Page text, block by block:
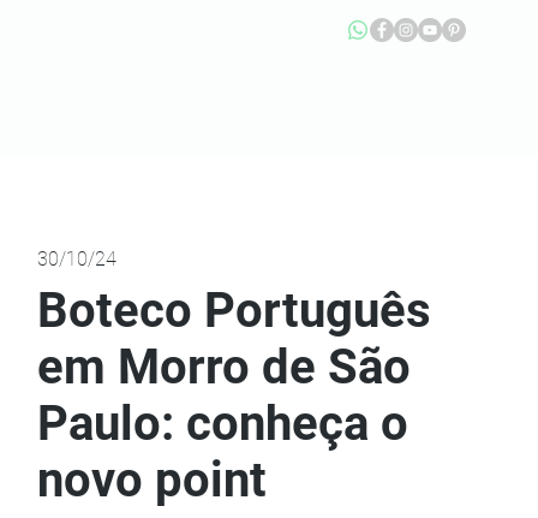
Boteco Português
em Morro de São
Paulo: conheça o
novo point
30/10/24